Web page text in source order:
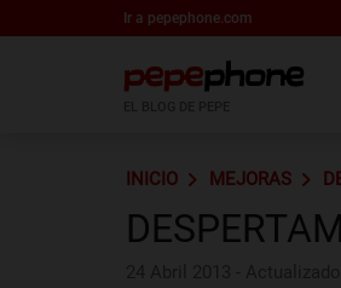
Ir a pepephone.com
INICIO MEJORAS